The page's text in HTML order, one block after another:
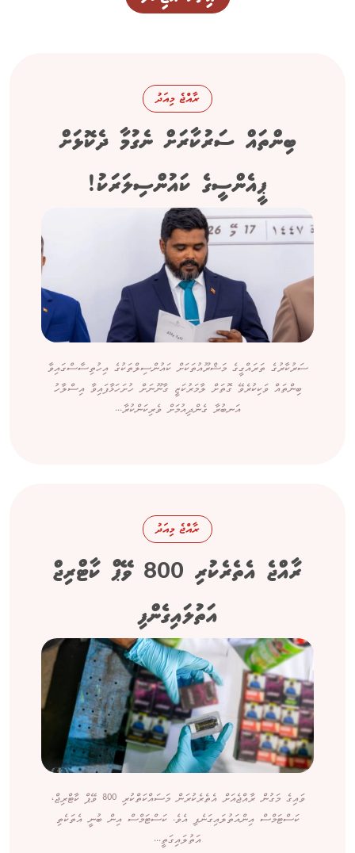
ރާއްޖެ މިއަދު
ބިންތައް ސަރުކާރަށް ނެގުމާ ދެކޮޅަށް
ޕީއެންސީގެ ކައުންސިލަރަކު!
ސަރުކާރުގެ ތަރައްގީގެ މަޝްރޫއުތަކަށް ކައުންސިލްތަކުގެ އިހުތިސާސްގައިވާ
ބިންތައް ވަކިކުރެވޭ ގޮތަށް ލާމަރުކަޒީ ގާނޫނަށް ހުށަހަޅާފައިވާ އިސްލާހު
އަނބުރާ ގެންދިއުމަށް ވެރިކަންކުރާ...
ރާއްޖެ މިއަދު
ރާއްޖެ އެތެރެކުރި 800 ވޭޕް ކާޓްރިޖް
އަތުލައިގެންފި
ވައިގެ މަގުން ރާއްޖެއަށް އެތެރެކުރަން މަސައްކަތްކުރި 800 ވޭޕް ކާޓްރިޖް،
ކަސްޓަމްސް އިންއަތުލައިގަނެފި އެވެ. ކަސްޓަމްސް އިން ބުނީ އެތަކެތި
އަތުލައިގަތީ...